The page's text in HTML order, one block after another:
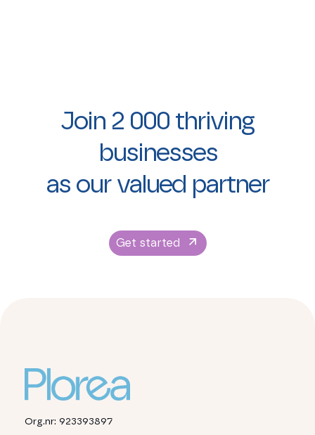
Join 2 000 thriving
businesses
as our valued partner
Get started
Org.nr: 923393897